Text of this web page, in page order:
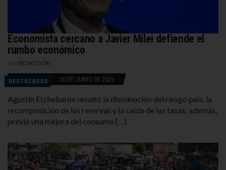
Economista cercano a Javier Milei defiende el
rumbo económico
REDACCIÓN
DESTACADAS 20 DE JUNIO DE 2026
Agustín Etchebarne resaltó la disminución del riesgo país, la
recomposición de las reservas y la caída de las tasas; además,
previó una mejora del consumo […]